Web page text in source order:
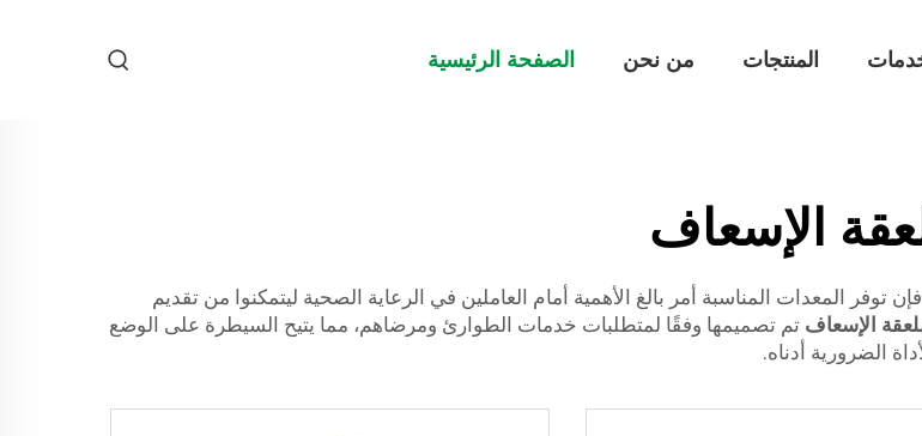
الصفحة الرئيسية من نحن المنتجات
الإسعاف
المعدات المناسبة أمر بالغ الأهمية أمام العاملين في الرعاية الصحية ليتمكنوا من تقديم
الإسعاف تم تصميمها وفقًا لمتطلبات خدمات الطوارئ ومرضاهم، مما يتيح السيطرة على الوضع
الضرورية أدناه.